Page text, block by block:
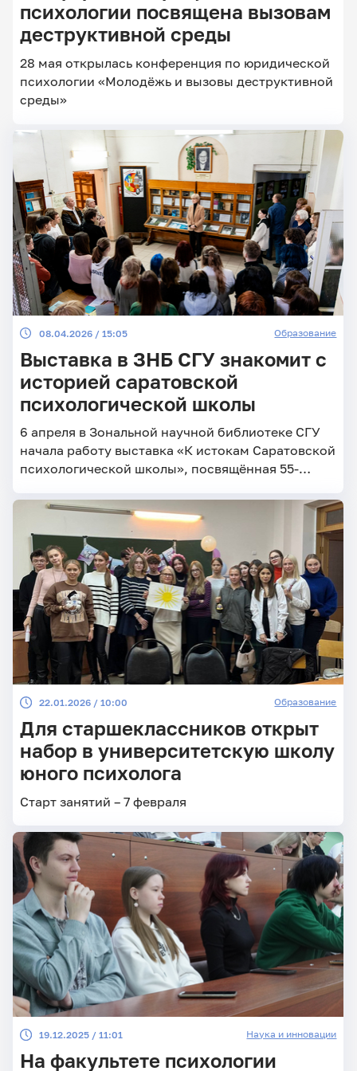
Главные
психологии посвящена вызовам
деструктивной среды
28 мая открылась конференция по юридической
психологии «Молодёжь и вызовы деструктивной
среды»
08.04.2026 / 15:05 Образование
Выставка в ЗНБ СГУ знакомит с
историей саратовской
психологической школы
6 апреля в Зональной научной библиотеке СГУ
начала работу выставка «К истокам Саратовской
психологической школы», посвящённая 55-
22.01.2026 / 10:00 Образование
Для старшеклассников открыт
набор в университетскую школу
юного психолога
Старт занятий – 7 февраля
19.12.2025 / 11:01 Наука и инновации
На факультете психологии